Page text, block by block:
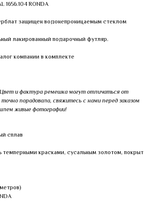
1656.104 RONDA
защищен водонепроницаемым стеклом
лакированный подарочный футляр.
компании в комплекте
Цвет и фактура ремешка могут отличаться от
порадовала, свяжитесь с нами перед заказом
живые фотографии!
сплав
темперными красками, сусальным золотом, покрыт